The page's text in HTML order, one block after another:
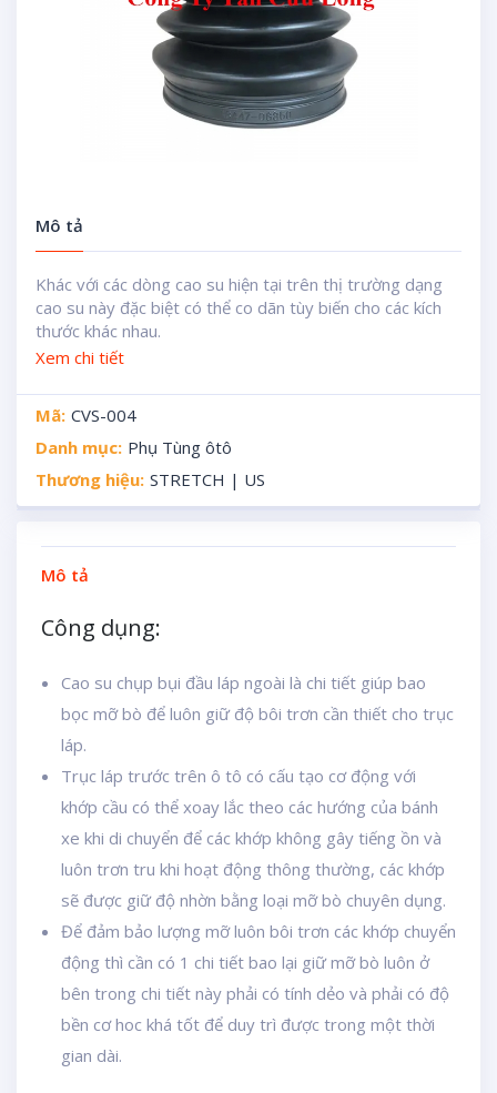
Mô tả
Khác với các dòng cao su hiện tại trên thị trường dạng
cao su này đặc biệt có thể co dãn tùy biến cho các kích
thước khác nhau.
Xem chi tiết
Mã: CVS-004
Danh mục: Phụ Tùng ôtô
Thương hiệu: STRETCH | US
Mô tả
Công dụng:
Cao su chụp bụi đầu láp ngoài là chi tiết giúp bao
bọc mỡ bò để luôn giữ độ bôi trơn cần thiết cho trục
láp.
Trục láp trước trên ô tô có cấu tạo cơ động với
khớp cầu có thể xoay lắc theo các hướng của bánh
xe khi di chuyển để các khớp không gây tiếng ồn và
luôn trơn tru khi hoạt động thông thường, các khớp
sẽ được giữ độ nhờn bằng loại mỡ bò chuyên dụng.
Để đảm bảo lượng mỡ luôn bôi trơn các khớp chuyển
động thì cần có 1 chi tiết bao lại giữ mỡ bò luôn ở
bên trong chi tiết này phải có tính dẻo và phải có độ
bền cơ hoc khá tốt để duy trì được trong một thời
gian dài.